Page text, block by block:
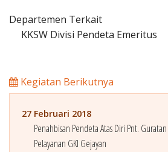
Departemen Terkait
KKSW Divisi Pendeta Emeritus
Kegiatan Berikutnya
27 Februari 2018
Penahbisan Pendeta Atas Diri Pnt. Guratan
Pelayanan GKI Gejayan